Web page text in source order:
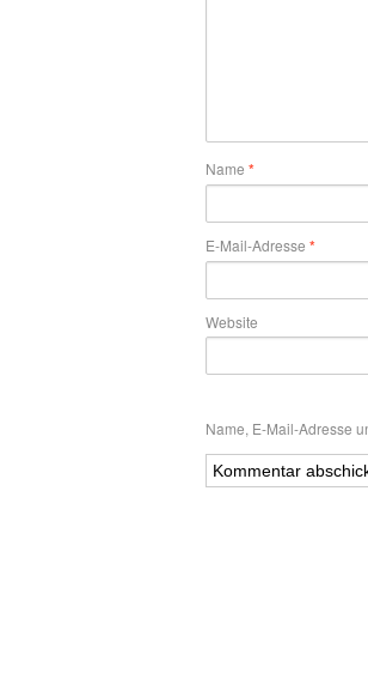
Name *
E-Mail-Adresse *
Website
Name, E-Mail-Adresse